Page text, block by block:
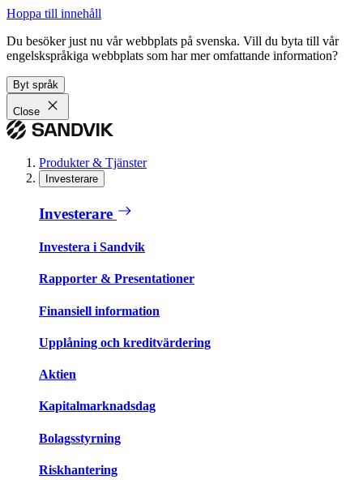
Hoppa till innehåll
Du besöker just nu vår webbplats på svenska. Vill du byta till vår
engelskspråkiga webbplats som har mer omfattande information?
Byt språk
Close
Produkter & Tjänster
Investerare
Investerare
Investera i Sandvik
Rapporter & Presentationer
Finansiell information
Upplåning och kreditvärdering
Aktien
Kapitalmarknadsdag
Bolagsstyrning
Riskhantering